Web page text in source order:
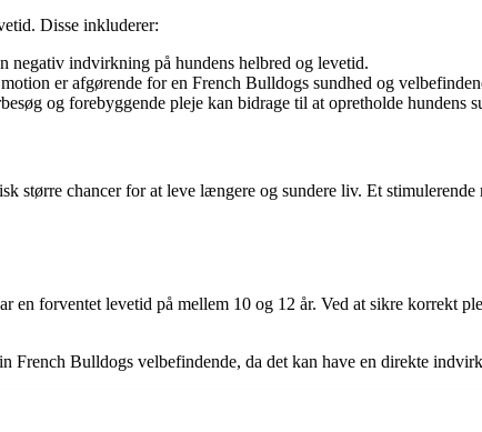
Disse inkluderer:
negativ indvirkning på hundens helbred og levetid.
er afgørende for en French Bulldogs sundhed og
og forebyggende pleje kan bidrage til at opretholde hundens
større chancer for at leve længere og sundere liv. Et
en forventet levetid på mellem 10 og 12 år. Ved at sikre korrekt
French Bulldogs velbefindende, da det kan have en direkte